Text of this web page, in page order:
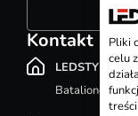
Kontakt
LEDSTYL.pl
Batalionów
Pliki
celu